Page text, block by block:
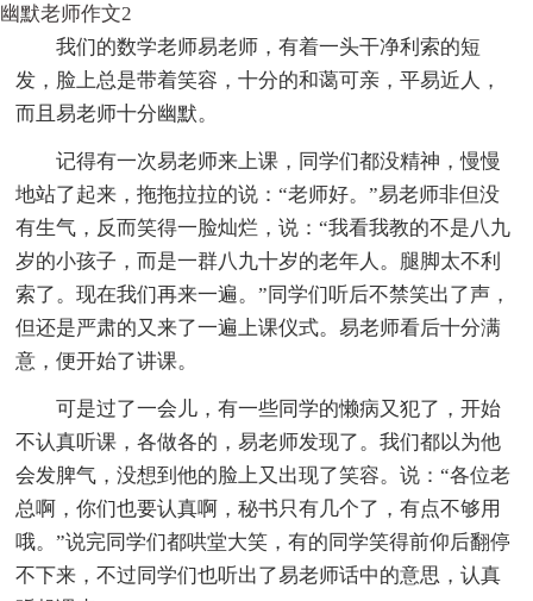
幽默老师作文2
我们的数学老师易老师，有着一头干净利索的短
发，脸上总是带着笑容，十分的和蔼可亲，平易近人，
而且易老师十分幽默。
记得有一次易老师来上课，同学们都没精神，慢慢
地站了起来，拖拖拉拉的说：“老师好。”易老师非但没
有生气，反而笑得一脸灿烂，说：“我看我教的不是八九
岁的小孩子，而是一群八九十岁的老年人。腿脚太不利
索了。现在我们再来一遍。”同学们听后不禁笑出了声，
但还是严肃的又来了一遍上课仪式。易老师看后十分满
意，便开始了讲课。
可是过了一会儿，有一些同学的懒病又犯了，开始
不认真听课，各做各的，易老师发现了。我们都以为他
会发脾气，没想到他的脸上又出现了笑容。说：“各位老
总啊，你们也要认真啊，秘书只有几个了，有点不够用
哦。”说完同学们都哄堂大笑，有的同学笑得前仰后翻停
不下来，不过同学们也听出了易老师话中的意思，认真